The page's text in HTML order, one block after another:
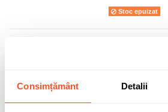
Consimțământ Detalii
Stoc epuizat